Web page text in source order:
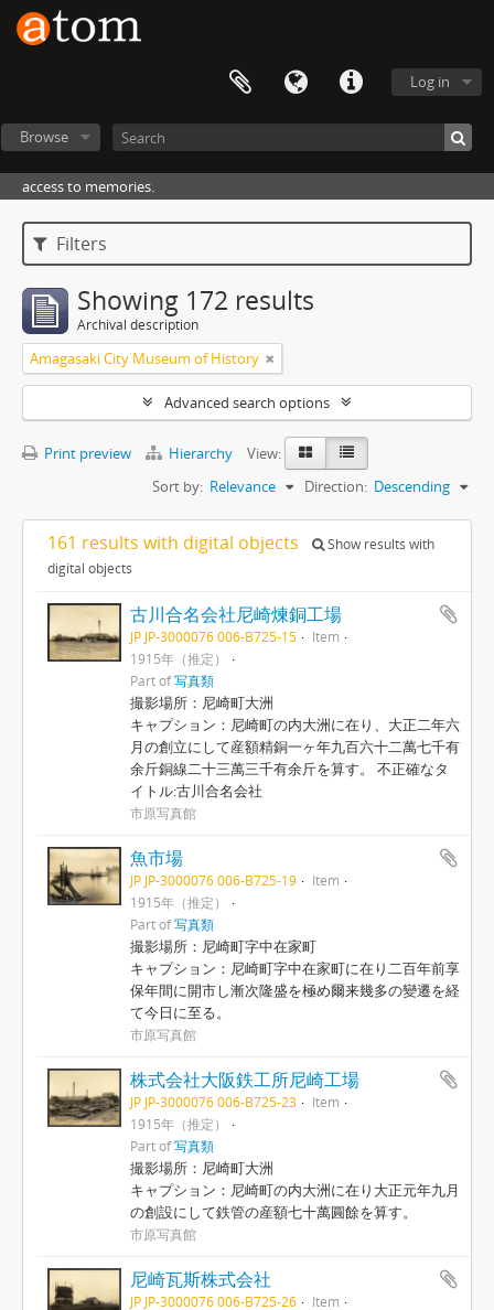
Log in
Browse
access to memories.
Filters
Showing 172 results
Archival description
Amagasaki City Museum of History
Advanced search options
Print preview Hierarchy
View:
Sort by: Relevance Direction: Descending
161 results with digital objects
Show results with
digital objects
古川合名会社尼崎煉銅工場
JP JP-3000076 006-B725-15
Item
1915年（推定）
Part of写真類
撮影場所：尼崎町大洲
キャプション：尼崎町の内大洲に在り、大正二年六
月の創立にして産額精銅一ヶ年九百六十二萬七千有
余斤銅線二十三萬三千有余斤を算す。 不正確なタ
イトル:古川合名会社
市原写真館
魚市場
JP JP-3000076 006-B725-19
Item
1915年（推定）
Part of写真類
撮影場所：尼崎町字中在家町
キャプション：尼崎町字中在家町に在り二百年前享
保年間に開市し漸次隆盛を極め爾来幾多の變遷を経
て今日に至る。
市原写真館
株式会社大阪鉄工所尼崎工場
JP JP-3000076 006-B725-23
Item
1915年（推定）
Part of写真類
撮影場所：尼崎町大洲
キャプション：尼崎町の内大洲に在り大正元年九月
の創設にして鉄管の産額七十萬圓餘を算す。
市原写真館
尼崎瓦斯株式会社
JP JP-3000076 006-B725-26
Item